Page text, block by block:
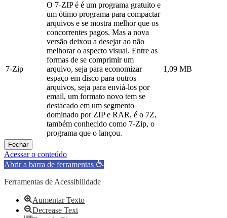
7-Zip
O 7-ZIP é é um programa gratuito e
um ótimo programa para compactar
arquivos e se mostra melhor que os
concorrentes pagos. Mas a nova
versão deixou a desejar ao não
melhorar o aspecto visual. Entre as
formas de se comprimir um
arquivo, seja para economizar
espaço em disco para outros
arquivos, seja para enviá-los por
email, um formato novo tem se
destacado em um segmento
dominado por ZIP e RAR, é o 7Z,
também conhecido como 7-Zip, o
programa que o lançou.
1,09 MB
Fechar
Acessar o conteúdo
Abrir a barra de ferramentas
Ferramentas de Acessibilidade
Aumentar Texto
Decrease Text